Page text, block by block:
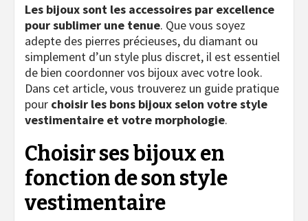
Les bijoux sont les accessoires par excellence
pour sublimer une tenue. Que vous soyez
adepte des pierres précieuses, du diamant ou
simplement d’un style plus discret, il est essentiel
de bien coordonner vos bijoux avec votre look.
Dans cet article, vous trouverez un guide pratique
pour choisir les bons bijoux selon votre style
vestimentaire et votre morphologie.
Choisir ses bijoux en
fonction de son style
vestimentaire